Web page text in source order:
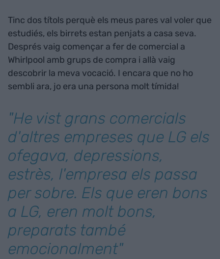
Tinc dos títols perquè els meus pares val voler que
estudiés, els birrets estan penjats a casa seva.
Després vaig començar a fer de comercial a
Whirlpool amb grups de compra i allà vaig
descobrir la meva vocació. I encara que no ho
sembli ara, jo era una persona molt tímida!
"He vist grans comercials
d'altres empreses que LG els
ofegava, depressions,
estrès, l'empresa els passa
per sobre. Els que eren bons
a LG, eren molt bons,
preparats també
emocionalment"